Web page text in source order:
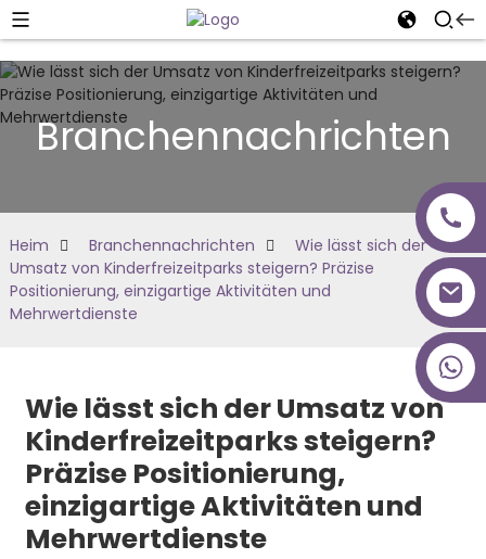
Branchennachrichten
Heim Branchennachrichten
Wie lässt sich der
Umsatz von Kinderfreizeitparks steigern? Präzise
Positionierung, einzigartige Aktivitäten und
Mehrwertdienste
Wie lässt sich der Umsatz von
Kinderfreizeitparks steigern?
Präzise Positionierung,
einzigartige Aktivitäten und
Mehrwertdienste